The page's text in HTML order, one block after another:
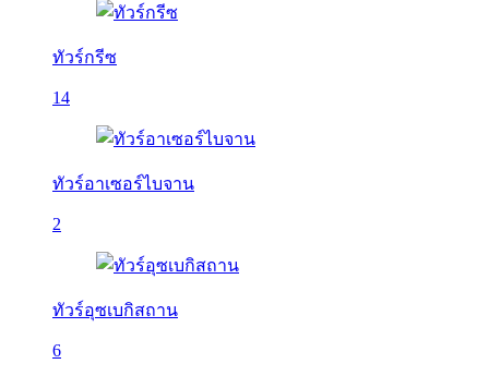
ทัวร์กรีซ
14
ทัวร์อาเซอร์ไบจาน
2
ทัวร์อุซเบกิสถาน
6